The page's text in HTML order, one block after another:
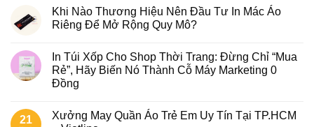
Khi Nào Thương Hiệu Nên Đầu Tư In Mác Áo
Riêng Để Mở Rộng Quy Mô?
In Túi Xốp Cho Shop Thời Trang: Đừng Chỉ “Mua
Rẻ”, Hãy Biến Nó Thành Cỗ Máy Marketing 0
Đồng
21
Xưởng May Quần Áo Trẻ Em Uy Tín Tại TP.HCM